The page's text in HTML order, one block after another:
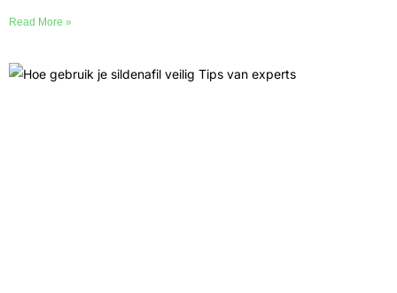
Read More »